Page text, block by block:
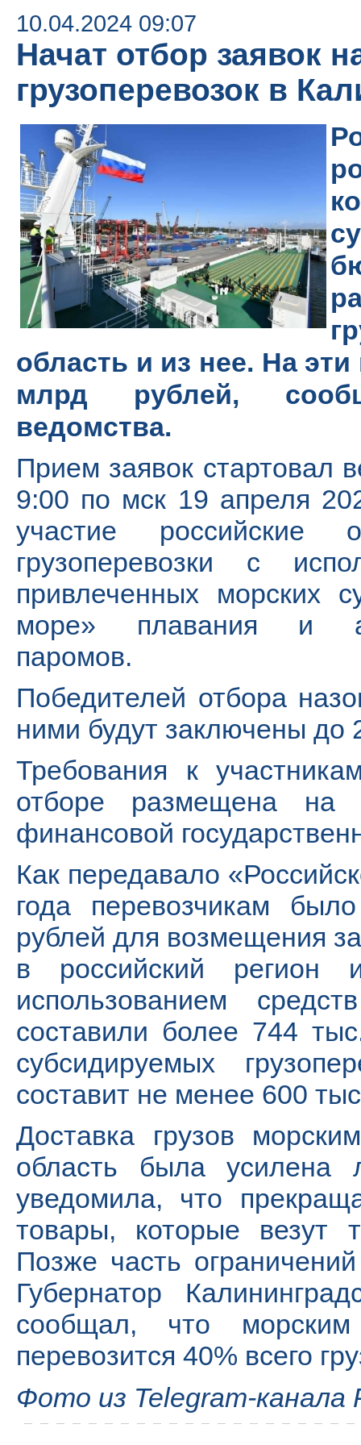
10.04.2024 09:07
Начат отбор заявок
грузоперевозок в
область и из нее. На
млрд рублей,
ведомства.
Прием заявок стартовал
9:00 по мск 19 апреля
участие российские
грузоперевозки с
привлеченных морских
море» плавания и
паромов.
Победителей отбора
ними будут заключены до
Требования к
отборе размещена на
финансовой
Как передавало
года перевозчикам
рублей для возмещения
в российский регион
использованием
составили более 744
субсидируемых
составит не менее 600
Доставка грузов
область была усилена
уведомила, что
товары, которые везут
Позже часть
Губернатор
сообщал, что
перевозится 40% всего
Фото из Telegram-